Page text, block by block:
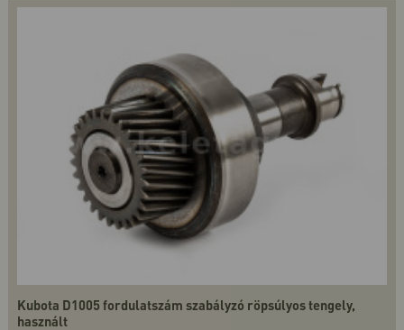
Kubota D1005 fordulatszám szabályzó röpsúlyos tengely,
használt